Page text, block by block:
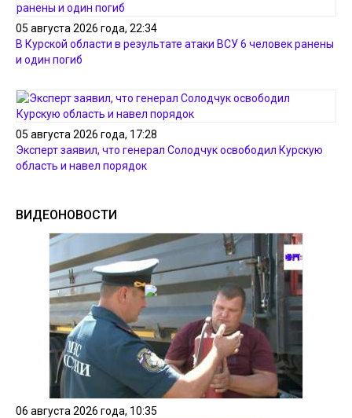
05 августа 2026 года, 22:34
В Курской области в результате атаки ВСУ 6 человек ранены
и один погиб
05 августа 2026 года, 17:28
Эксперт заявил, что генерал Солодчук освободил Курскую
область и навел порядок
ВИДЕОНОВОСТИ
06 августа 2026 года, 10:35